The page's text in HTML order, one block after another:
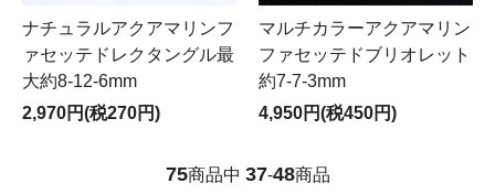
ナチュラルアクアマリンフ
ァセッテドレクタングル最
大約8-12-6mm
2,970円(税270円)
マルチカラーアクアマリン
ファセッテドブリオレット
約7-7-3mm
4,950円(税450円)
75商品中 37-48商品